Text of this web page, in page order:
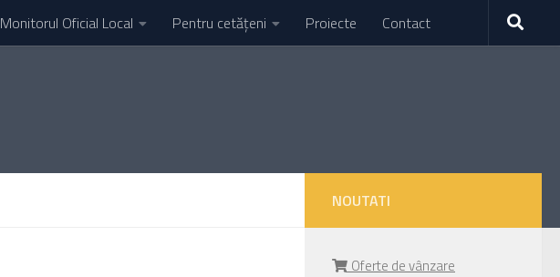
Monitorul Oficial Local Pentru cetățeni Proiecte Contact
NOUTATI
Oferte de vânzare